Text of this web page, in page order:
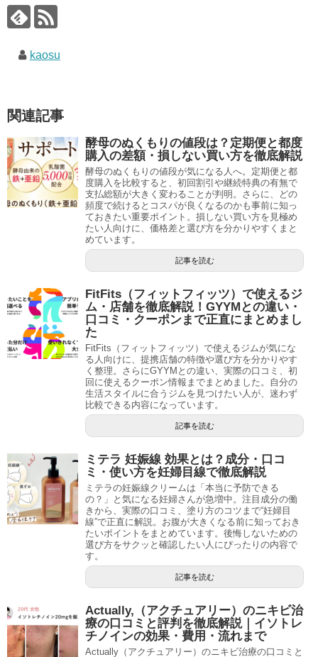
kaosu
関連記事
酵母のぬくもりの値段は？定期便と都度
購入の差額・損しない買い方を徹底解説
酵母のぬくもりの値段が気になる人へ。定期便と都
度購入を比較すると、初回割引や継続特典の有無で
支払総額が大きく変わることが判明。さらに、どの
頻度で続けるとコスパが良くなるのかも事前に知っ
ておきたい重要ポイント。損しない買い方を見極め
たい人向けに、価格差と選び方を分かりやすくまと
めています。
記事を読む
FitFits（フィットフィッツ）で使えるジ
ム・店舗を徹底解説！GYYMとの違い・
口コミ・クーポンまで正直にまとめまし
た
FitFits（フィットフィッツ）で使えるジムが気にな
る人向けに、提携店舗の特徴や選び方を分かりやす
く整理。さらにGYYMとの違い、実際の口コミ、初
回に使えるクーポン情報までまとめました。自分の
生活スタイルに合うジムを見つけたい人が、迷わず
比較できる内容になっています。
記事を読む
ミテラ 妊娠線 効果とは？成分・口コ
ミ・使い方を妊婦目線で徹底解説
ミテラの妊娠線クリームは「本当に予防できる
の？」と気になる妊婦さんが急増中。注目成分の働
きから、実際の口コミ、塗り方のコツまで“妊婦目
線”で正直に解説。お腹が大きくなる前に知っておき
たいポイントをまとめています。後悔しないための
選び方をサクッと確認したい人にぴったりの内容で
す。
記事を読む
Actually,（アクチュアリー）のニキビ治
療の口コミと評判を徹底解説｜イソトレ
チノインの効果・費用・流れまで
Actually（アクチュアリー）のニキビ治療の口コミと